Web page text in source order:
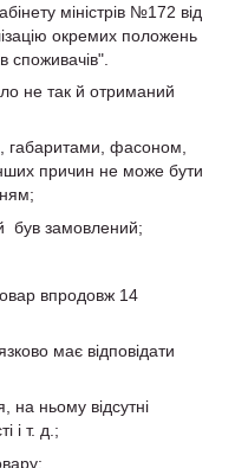
міністрів №172 від
окремих положень
споживачів".
не так й отриманий
габаритами, фасоном,
причин не може бути
був замовлений;
впродовж 14
має відповідати
на ньому відсутні
і т. д.;